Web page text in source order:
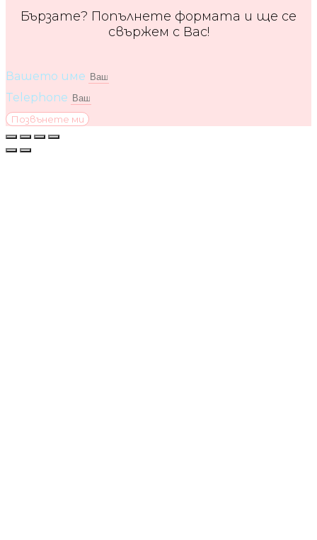
Бързате? Попълнете формата и ще се
свържем с Вас!
Вашето име
Telephone
Позвънете ми